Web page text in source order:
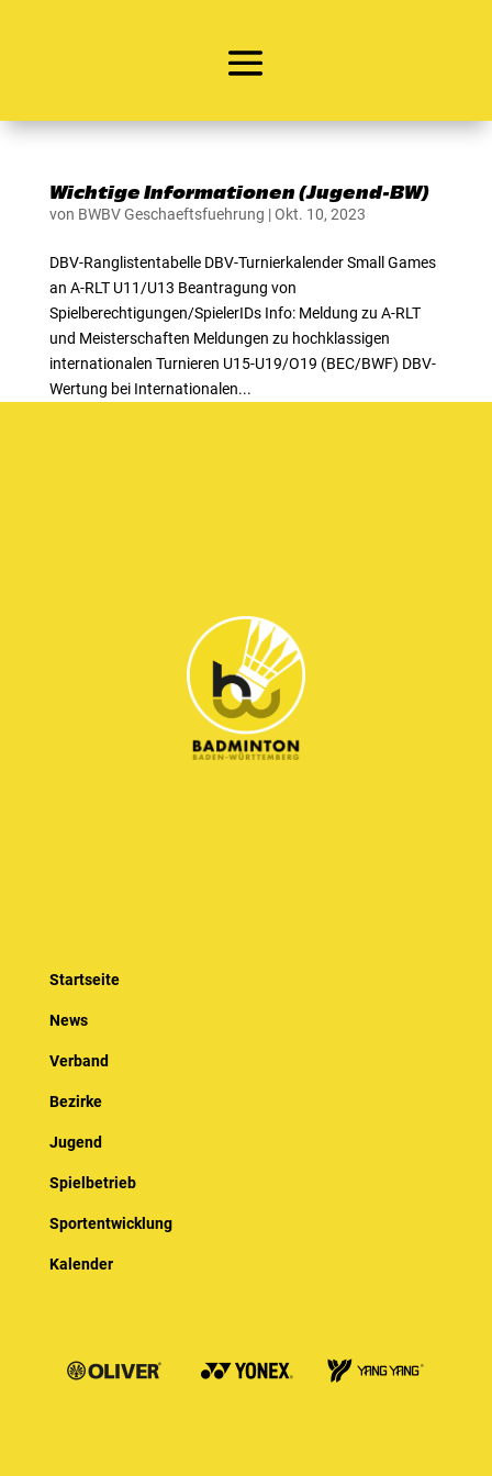
Wichtige Informationen (Jugend-BW)
von BWBV Geschaeftsfuehrung |Okt. 10, 2023
DBV-Ranglistentabelle DBV-Turnierkalender Small Games
an A-RLT U11/U13 Beantragung von
Spielberechtigungen/SpielerIDs Info: Meldung zu A-RLT
und Meisterschaften Meldungen zu hochklassigen
internationalen Turnieren U15-U19/O19 (BEC/BWF) DBV-
Wertung bei Internationalen...
Startseite
News
Verband
Bezirke
Jugend
Spielbetrieb
Sportentwicklung
Kalender